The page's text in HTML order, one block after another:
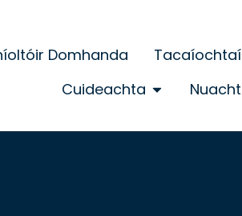
Domhanda
Tacaíochtaí
Cuideachta
Nuacht